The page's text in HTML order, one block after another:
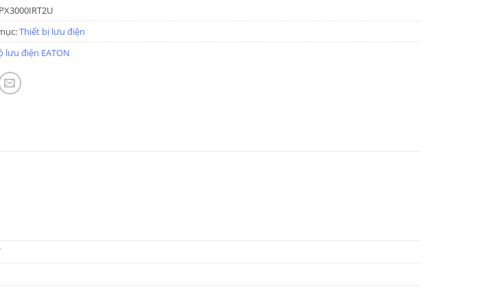
Thiết bị lưu điện
lưu điện EATON